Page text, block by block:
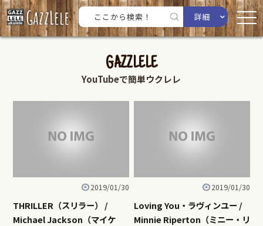
詳細
GAZZLELE
YouTubeで簡単ウクレレ
2019/01/30
THRILLER（スリラー） /
Michael Jackson（マイケ
2019/01/30
Loving You・ラヴィンユー /
Minnie Riperton（ミニー・リ